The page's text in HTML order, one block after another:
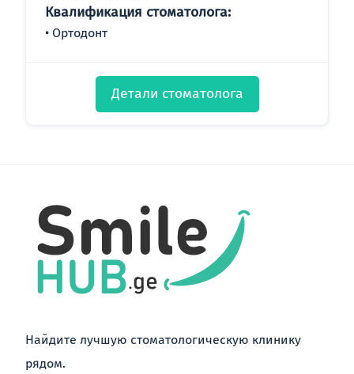
Квалификация стоматолога:
Ортодонт
Детали стоматолога
Найдите лучшую стоматологическую клинику
рядом.